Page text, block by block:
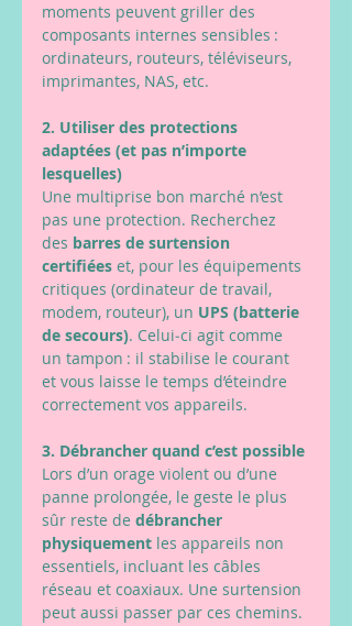
moments peuvent griller des
composants internes sensibles :
ordinateurs, routeurs, téléviseurs,
imprimantes, NAS, etc.
2. Utiliser des protections
adaptées (et pas n’importe
lesquelles)
Une multiprise bon marché n’est
pas une protection. Recherchez
des barres de surtension
certifiées et, pour les équipements
critiques (ordinateur de travail,
modem, routeur), un UPS (batterie
de secours). Celui‑ci agit comme
un tampon : il stabilise le courant
et vous laisse le temps d’éteindre
correctement vos appareils.
3. Débrancher quand c’est possible
Lors d’un orage violent ou d’une
panne prolongée, le geste le plus
sûr reste de débrancher
physiquement les appareils non
essentiels, incluant les câbles
réseau et coaxiaux. Une surtension
peut aussi passer par ces chemins.